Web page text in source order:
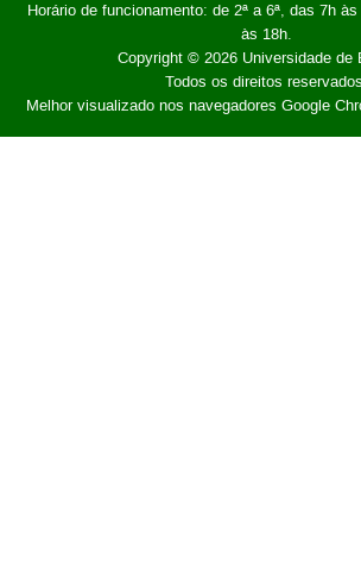
Horário de funcionamento: de 2ª a 6ª, das 7h
às 18h.
Copyright © 2026 Universidade de
Todos os direitos
Melhor visualizado nos navegadores Google